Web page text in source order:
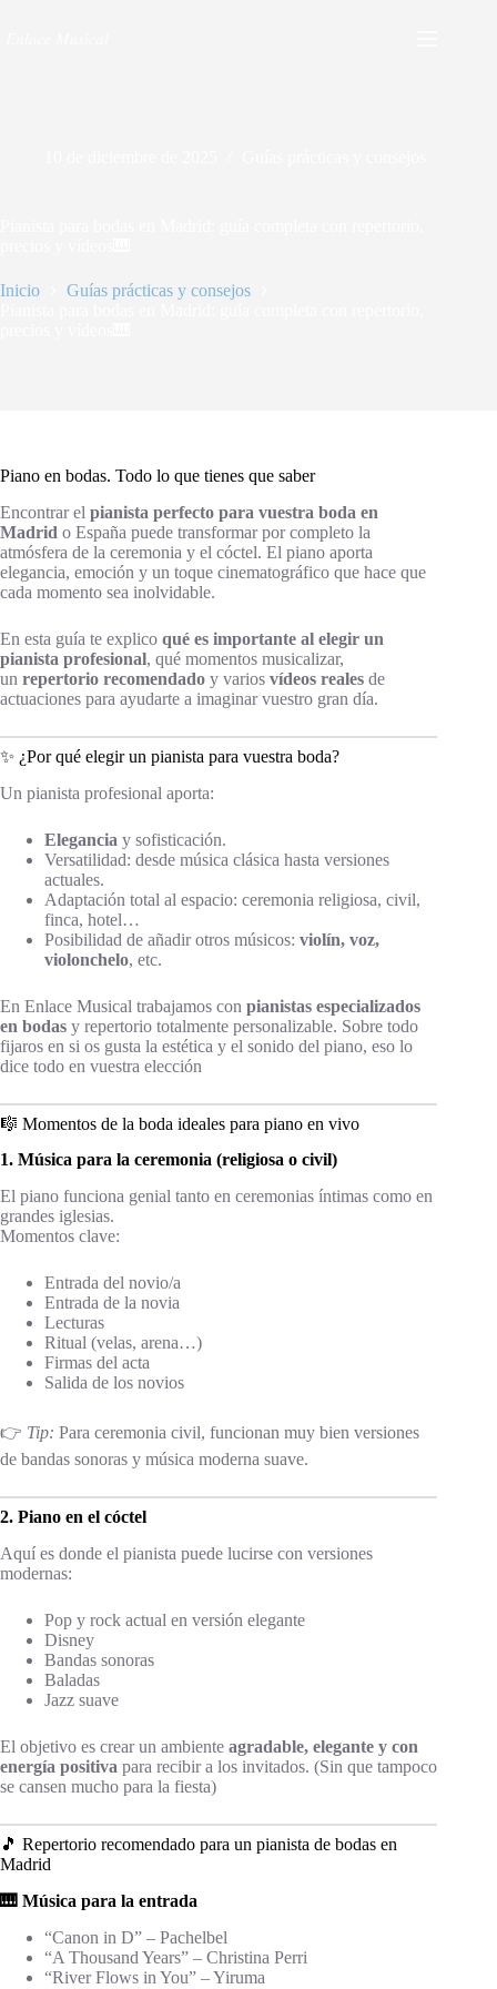
Inicio
Guías prácticas y consejos
Piano en bodas. Todo lo que tienes que saber
Encontrar el pianista perfecto para vuestra boda en
Madrid o España puede transformar por completo la
atmósfera de la ceremonia y el cóctel. El piano aporta
elegancia, emoción y un toque cinematográfico que hace que
cada momento sea inolvidable.
En esta guía te explico qué es importante al elegir un
pianista profesional, qué momentos musicalizar,
un repertorio recomendado y varios vídeos reales de
actuaciones para ayudarte a imaginar vuestro gran día.
✨ ¿Por qué elegir un pianista para vuestra boda?
Un pianista profesional aporta:
Elegancia y sofisticación.
Versatilidad: desde música clásica hasta versiones
actuales.
Adaptación total al espacio: ceremonia religiosa, civil,
finca, hotel…
Posibilidad de añadir otros músicos: violín, voz,
violonchelo, etc.
En Enlace Musical trabajamos con pianistas especializados
en bodas y repertorio totalmente personalizable. Sobre todo
fijaros en si os gusta la estética y el sonido del piano, eso lo
dice todo en vuestra elección
🎼 Momentos de la boda ideales para piano en vivo
1. Música para la ceremonia (religiosa o civil)
El piano funciona genial tanto en ceremonias íntimas como en
grandes iglesias.
Momentos clave:
Entrada del novio/a
Entrada de la novia
Lecturas
Ritual (velas, arena…)
Firmas del acta
Salida de los novios
👉 Tip: Para ceremonia civil, funcionan muy bien versiones
de bandas sonoras y música moderna suave.
2. Piano en el cóctel
Aquí es donde el pianista puede lucirse con versiones
modernas:
Pop y rock actual en versión elegante
Disney
Bandas sonoras
Baladas
Jazz suave
El objetivo es crear un ambiente agradable, elegante y con
energía positiva para recibir a los invitados. (Sin que tampoco
se cansen mucho para la fiesta)
🎵 Repertorio recomendado para un pianista de bodas en
Madrid
🎹 Música para la entrada
“Canon in D” – Pachelbel
“A Thousand Years” – Christina Perri
“River Flows in You” – Yiruma